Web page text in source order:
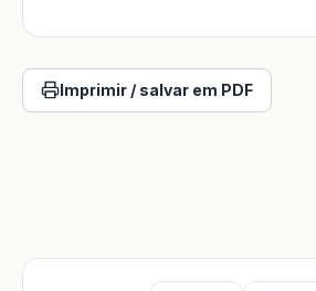
Imprimir / salvar em PDF